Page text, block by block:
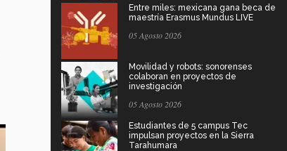
Entre miles: mexicana gana beca de
maestría Erasmus Mundus LIVE
05 Agosto 2026
Movilidad y robots: sonorenses
colaboran en proyectos de
investigación
05 Agosto 2026
Estudiantes de 5 campus Tec
impulsan proyectos en la Sierra
Tarahumara